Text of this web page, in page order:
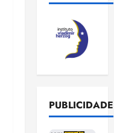
PUBLICIDADE